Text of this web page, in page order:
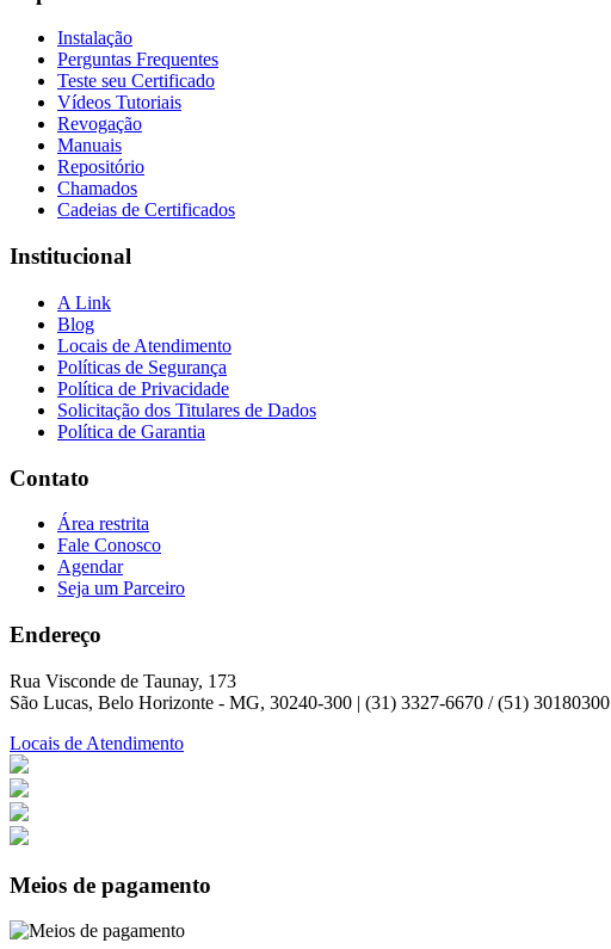
Instalação
Perguntas Frequentes
Teste seu Certificado
Vídeos Tutoriais
Revogação
Manuais
Repositório
Chamados
Cadeias de Certificados
Institucional
A Link
Blog
Locais de Atendimento
Políticas de Segurança
Política de Privacidade
Solicitação dos Titulares de Dados
Política de Garantia
Contato
Área restrita
Fale Conosco
Agendar
Seja um Parceiro
Endereço
Rua Visconde de Taunay, 173
São Lucas, Belo Horizonte - MG, 30240-300 | (31) 3327-6670 / (51) 30180300
Locais de Atendimento
Meios de pagamento